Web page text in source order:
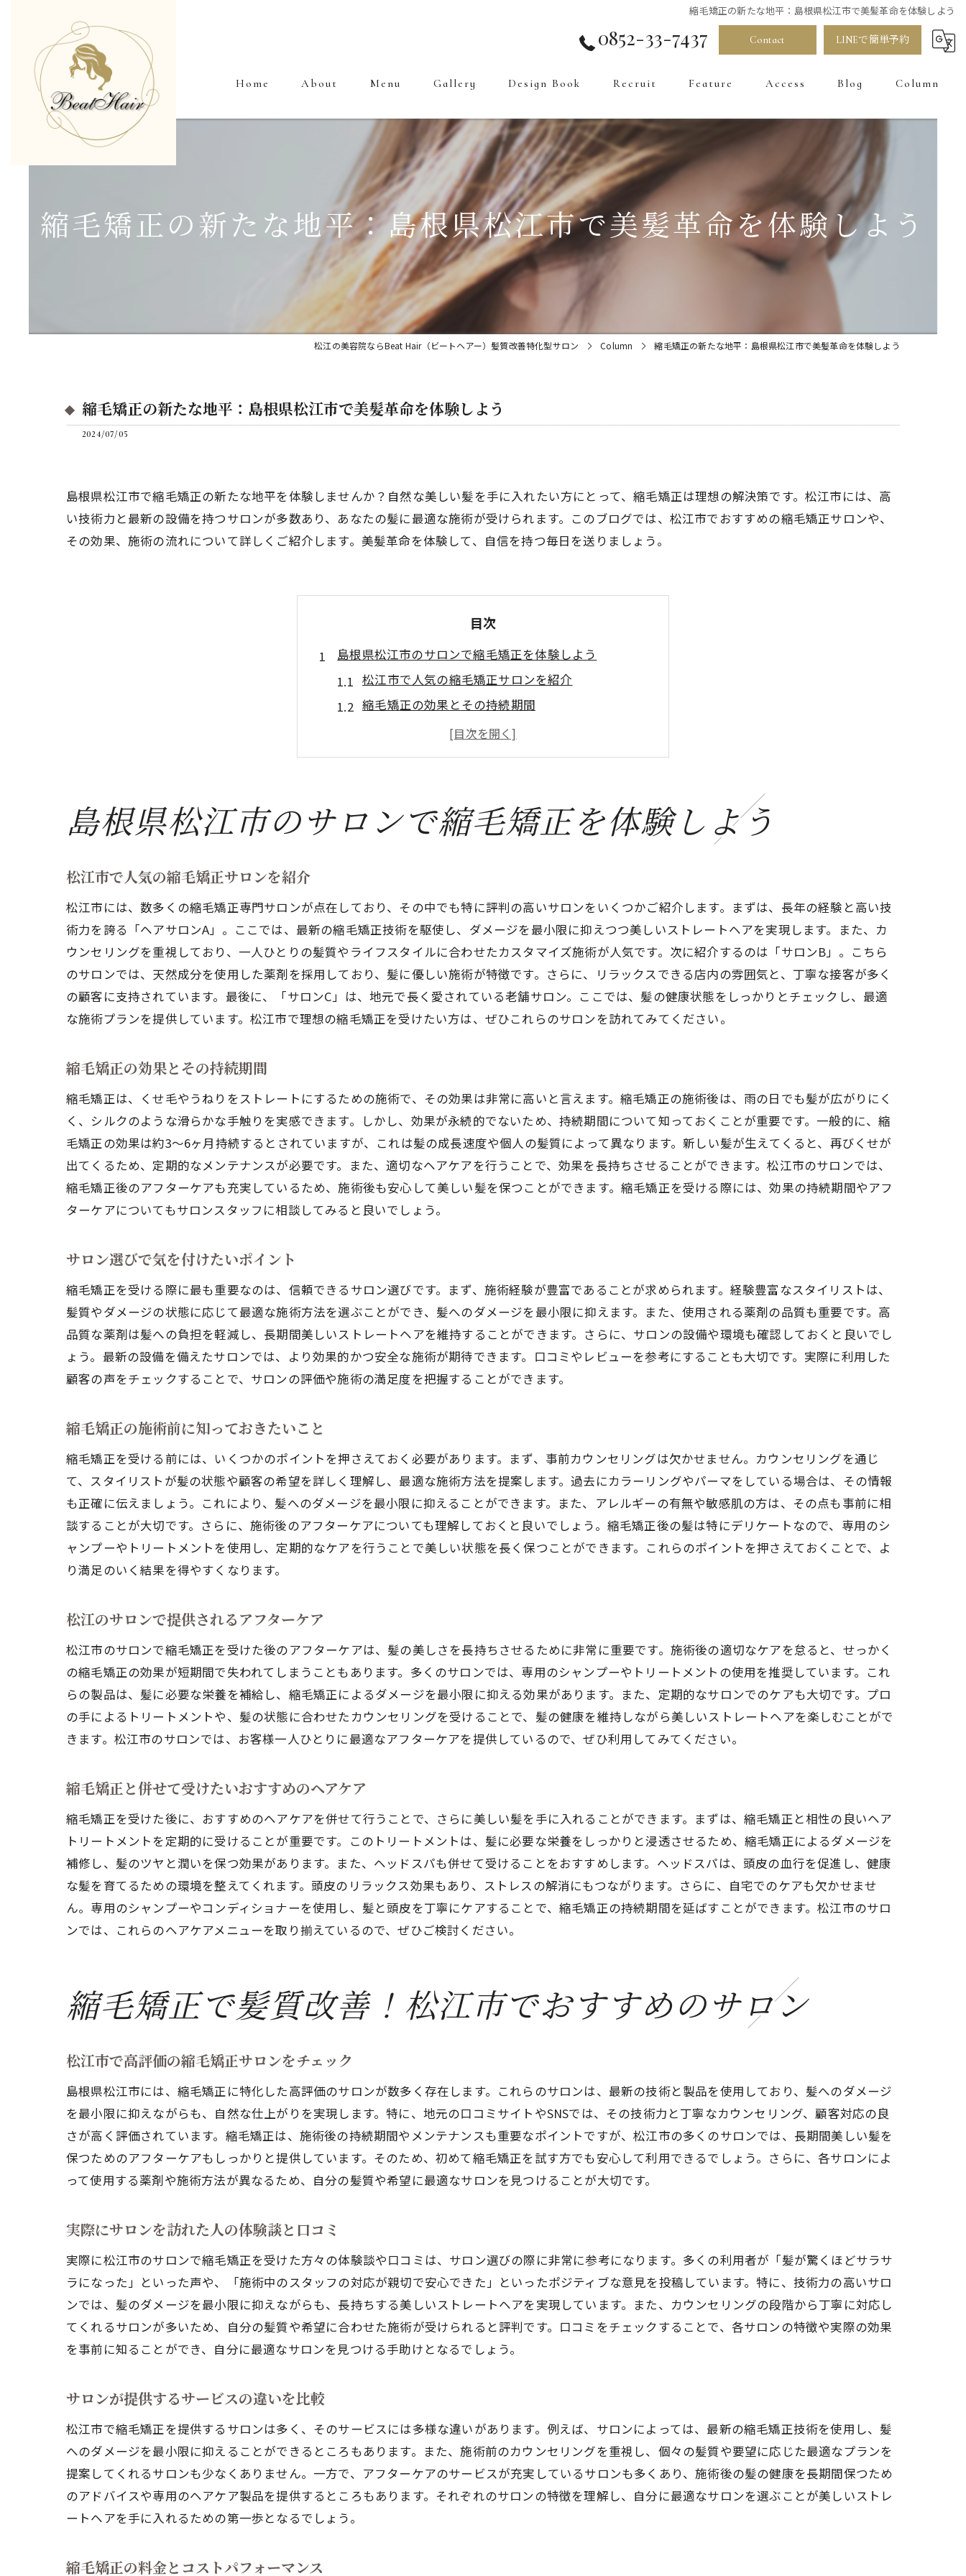
縮毛矯正の新たな地平：島根県松江市で美髪革命を体験しよう
0852-33-7437 Contact LINEで簡単予約
Home About Menu Gallery Design Book Recruit Feature
カラー
トリートメント
Access Blog Column
縮毛矯正の新たな地平：島根県松江市で美髪革命を体験しよう
松江の美容院ならBeat Hair（ビートヘアー）髪質改善特化型サロン Column 縮毛矯正の新たな地平：島根県松江市で美髪革命を体験しよう
縮毛矯正の新たな地平：島根県松江市で美髪革命を体験しよう
2024/07/05
島根県松江市で縮毛矯正の新たな地平を体験しませんか？自然な美しい髪を手に入れたい方にとって、縮毛矯正は理想の解決策です。松江市には、高
い技術力と最新の設備を持つサロンが多数あり、あなたの髪に最適な施術が受けられます。このブログでは、松江市でおすすめの縮毛矯正サロンや、
その効果、施術の流れについて詳しくご紹介します。美髪革命を体験して、自信を持つ毎日を送りましょう。
目次
島根県松江市のサロンで縮毛矯正を体験しよう
松江市で人気の縮毛矯正サロンを紹介
縮毛矯正の効果とその持続期間
サロン選びで気を付けたいポイント
縮毛矯正の施術前に知っておきたいこと
縮毛矯正と併せて受けたいおすすめのヘアケア
縮毛矯正で髪質改善！松江市でおすすめのサロン
サロンが提供するサービスの違いを比較
縮毛矯正の料金とコストパフォーマンス
予約前に確認すべきサロンの特徴
松江市のサロンでの縮毛矯正の流れ
松江市で理想のストレートヘアを手に入れる縮毛矯正
サロンでの初回カウンセリングの重要性
縮毛矯正後のヘアケア方法
松江市で縮毛矯正を受けた後のスタイリングのコツ
縮毛矯正とは？松江市での施術の流れを解説
縮毛矯正の基本的な施術手順
松江市のサロンでのカウンセリング風景
施術後のアフターケアとリカバリー
縮毛矯正と他のヘアケアメニューの組み合わせ
美しい髪へと導く松江市の縮毛矯正サロン
松江市で選ばれるサロンの特長
サロンの雰囲気と施術環境の重要性
縮毛矯正の施術後のアフターサービス
松江市でサロンを探すなら知っておきたいポイント
縮毛矯正で自信を持つ毎日を！松江市のサロン情報
松江市で人気のサロンランキング
松江市のサロンの予約方法と便利なサービス
縮毛矯正の施術で得られる美髪の保ち方
松江市で縮毛矯正を受ける前に知っておきたいポイント
縮毛矯正を受ける前の準備と注意点
縮毛矯正の施術におけるカウンセリングの重要性
施術前の髪の状態をチェックする方法
松江市のサロンでの施術前後の比較写真
施術後の髪の状態を保つためのアドバイス
縮毛矯正の効果を最大限に！松江市のおすすめサロン
縮毛矯正の効果を実感するためのポイント
松江市で高評価のサロンの特徴
縮毛矯正後の髪質を保つためのケア方法
サロンの施術後に利用できるサービス
島根県松江市のサロンで縮毛矯正を体験しよう
松江市で人気の縮毛矯正サロンを紹介
松江市には、数多くの縮毛矯正専門サロンが点在しており、その中でも特に評判の高いサロンをいくつかご紹介します。まずは、長年の経験と高い技
術力を誇る「ヘアサロンA」。ここでは、最新の縮毛矯正技術を駆使し、ダメージを最小限に抑えつつ美しいストレートヘアを実現します。また、カ
ウンセリングを重視しており、一人ひとりの髪質やライフスタイルに合わせたカスタマイズ施術が人気です。次に紹介するのは「サロンB」。こちら
のサロンでは、天然成分を使用した薬剤を採用しており、髪に優しい施術が特徴です。さらに、リラックスできる店内の雰囲気と、丁寧な接客が多く
の顧客に支持されています。最後に、「サロンC」は、地元で長く愛されている老舗サロン。ここでは、髪の健康状態をしっかりとチェックし、最適
な施術プランを提供しています。松江市で理想の縮毛矯正を受けたい方は、ぜひこれらのサロンを訪れてみてください。
縮毛矯正の効果とその持続期間
縮毛矯正は、くせ毛やうねりをストレートにするための施術で、その効果は非常に高いと言えます。縮毛矯正の施術後は、雨の日でも髪が広がりにく
く、シルクのような滑らかな手触りを実感できます。しかし、効果が永続的でないため、持続期間について知っておくことが重要です。一般的に、縮
毛矯正の効果は約3〜6ヶ月持続するとされていますが、これは髪の成長速度や個人の髪質によって異なります。新しい髪が生えてくると、再びくせが
出てくるため、定期的なメンテナンスが必要です。また、適切なヘアケアを行うことで、効果を長持ちさせることができます。松江市のサロンでは、
縮毛矯正後のアフターケアも充実しているため、施術後も安心して美しい髪を保つことができます。縮毛矯正を受ける際には、効果の持続期間やアフ
ターケアについてもサロンスタッフに相談してみると良いでしょう。
サロン選びで気を付けたいポイント
縮毛矯正を受ける際に最も重要なのは、信頼できるサロン選びです。まず、施術経験が豊富であることが求められます。経験豊富なスタイリストは、
髪質やダメージの状態に応じて最適な施術方法を選ぶことができ、髪へのダメージを最小限に抑えます。また、使用される薬剤の品質も重要です。高
品質な薬剤は髪への負担を軽減し、長期間美しいストレートヘアを維持することができます。さらに、サロンの設備や環境も確認しておくと良いでし
ょう。最新の設備を備えたサロンでは、より効果的かつ安全な施術が期待できます。口コミやレビューを参考にすることも大切です。実際に利用した
顧客の声をチェックすることで、サロンの評価や施術の満足度を把握することができます。
縮毛矯正の施術前に知っておきたいこと
縮毛矯正を受ける前には、いくつかのポイントを押さえておく必要があります。まず、事前カウンセリングは欠かせません。カウンセリングを通じ
て、スタイリストが髪の状態や顧客の希望を詳しく理解し、最適な施術方法を提案します。過去にカラーリングやパーマをしている場合は、その情報
も正確に伝えましょう。これにより、髪へのダメージを最小限に抑えることができます。また、アレルギーの有無や敏感肌の方は、その点も事前に相
談することが大切です。さらに、施術後のアフターケアについても理解しておくと良いでしょう。縮毛矯正後の髪は特にデリケートなので、専用のシ
ャンプーやトリートメントを使用し、定期的なケアを行うことで美しい状態を長く保つことができます。これらのポイントを押さえておくことで、よ
り満足のいく結果を得やすくなります。
松江のサロンで提供されるアフターケア
松江市のサロンで縮毛矯正を受けた後のアフターケアは、髪の美しさを長持ちさせるために非常に重要です。施術後の適切なケアを怠ると、せっかく
の縮毛矯正の効果が短期間で失われてしまうこともあります。多くのサロンでは、専用のシャンプーやトリートメントの使用を推奨しています。これ
らの製品は、髪に必要な栄養を補給し、縮毛矯正によるダメージを最小限に抑える効果があります。また、定期的なサロンでのケアも大切です。プロ
の手によるトリートメントや、髪の状態に合わせたカウンセリングを受けることで、髪の健康を維持しながら美しいストレートヘアを楽しむことがで
きます。松江市のサロンでは、お客様一人ひとりに最適なアフターケアを提供しているので、ぜひ利用してみてください。
縮毛矯正と併せて受けたいおすすめのヘアケア
縮毛矯正を受けた後に、おすすめのヘアケアを併せて行うことで、さらに美しい髪を手に入れることができます。まずは、縮毛矯正と相性の良いヘア
トリートメントを定期的に受けることが重要です。このトリートメントは、髪に必要な栄養をしっかりと浸透させるため、縮毛矯正によるダメージを
補修し、髪のツヤと潤いを保つ効果があります。また、ヘッドスパも併せて受けることをおすすめします。ヘッドスパは、頭皮の血行を促進し、健康
な髪を育てるための環境を整えてくれます。頭皮のリラックス効果もあり、ストレスの解消にもつながります。さらに、自宅でのケアも欠かせませ
ん。専用のシャンプーやコンディショナーを使用し、髪と頭皮を丁寧にケアすることで、縮毛矯正の持続期間を延ばすことができます。松江市のサロ
ンでは、これらのヘアケアメニューを取り揃えているので、ぜひご検討ください。
縮毛矯正で髪質改善！松江市でおすすめのサロン
松江市で高評価の縮毛矯正サロンをチェック
島根県松江市には、縮毛矯正に特化した高評価のサロンが数多く存在します。これらのサロンは、最新の技術と製品を使用しており、髪へのダメージ
を最小限に抑えながらも、自然な仕上がりを実現します。特に、地元の口コミサイトやSNSでは、その技術力と丁寧なカウンセリング、顧客対応の良
さが高く評価されています。縮毛矯正は、施術後の持続期間やメンテナンスも重要なポイントですが、松江市の多くのサロンでは、長期間美しい髪を
保つためのアフターケアもしっかりと提供しています。そのため、初めて縮毛矯正を試す方でも安心して利用できるでしょう。さらに、各サロンによ
って使用する薬剤や施術方法が異なるため、自分の髪質や希望に最適なサロンを見つけることが大切です。
実際にサロンを訪れた人の体験談と口コミ
実際に松江市のサロンで縮毛矯正を受けた方々の体験談や口コミは、サロン選びの際に非常に参考になります。多くの利用者が「髪が驚くほどサラサ
ラになった」といった声や、「施術中のスタッフの対応が親切で安心できた」といったポジティブな意見を投稿しています。特に、技術力の高いサロ
ンでは、髪のダメージを最小限に抑えながらも、長持ちする美しいストレートヘアを実現しています。また、カウンセリングの段階から丁寧に対応し
てくれるサロンが多いため、自分の髪質や希望に合わせた施術が受けられると評判です。口コミをチェックすることで、各サロンの特徴や実際の効果
を事前に知ることができ、自分に最適なサロンを見つける手助けとなるでしょう。
サロンが提供するサービスの違いを比較
松江市で縮毛矯正を提供するサロンは多く、そのサービスには多様な違いがあります。例えば、サロンによっては、最新の縮毛矯正技術を使用し、髪
へのダメージを最小限に抑えることができるところもあります。また、施術前のカウンセリングを重視し、個々の髪質や要望に応じた最適なプランを
提案してくれるサロンも少なくありません。一方で、アフターケアのサービスが充実しているサロンも多くあり、施術後の髪の健康を長期間保つため
のアドバイスや専用のヘアケア製品を提供するところもあります。それぞれのサロンの特徴を理解し、自分に最適なサロンを選ぶことが美しいストレ
ートヘアを手に入れるための第一歩となるでしょう。
縮毛矯正の料金とコストパフォーマンス